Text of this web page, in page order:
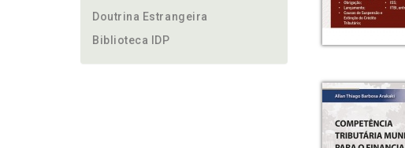
Doutrina Estrangeira
Biblioteca IDP